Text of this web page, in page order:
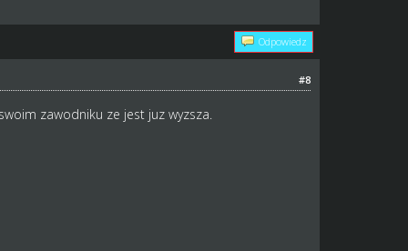
Odpowiedz
#8
zawodniku ze jest juz wyzsza.